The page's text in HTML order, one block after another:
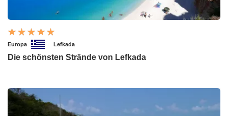
Europa Lefkada
Die schönsten Strände von Lefkada